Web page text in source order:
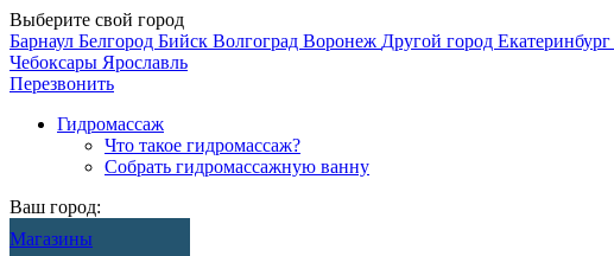
Выберите свой город
Барнаул Белгород Бийск Волгоград Воронеж Другой город Екатеринбург
Чебоксары Ярославль
Перезвонить
Гидромассаж
Что такое гидромассаж?
Собрать гидромассажную ванну
Ваш город:
Магазины